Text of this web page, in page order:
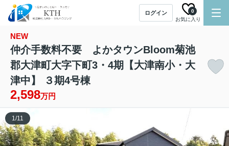
ログイン
お気に入り
0
NEW
仲介手数料不要 よかタウンBloom菊池
郡大津町大字下町3・4期【大津南小・大
津中】 ３期4号棟
2,598万円
1/11